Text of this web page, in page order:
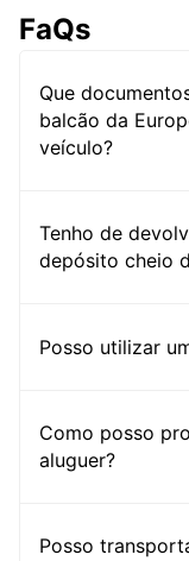
FaQs
Que
balcão da
veículo?
Tenho de
depósito cheio
Posso utilizar
Como posso
aluguer?
Posso